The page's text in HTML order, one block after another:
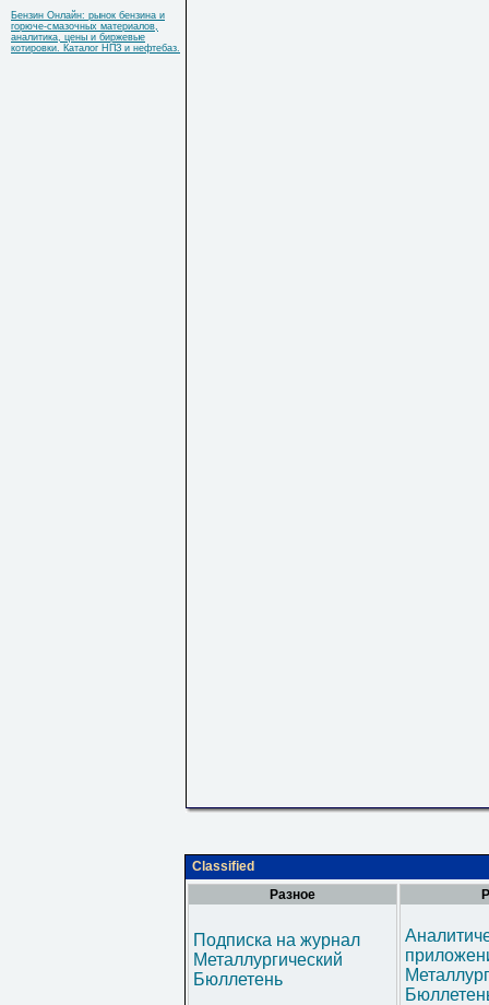
Бензин Онлайн: рынок бензина и
горюче-смазочных материалов,
аналитика, цены и биржевые
котировки. Каталог НПЗ и нефтебаз.
Classified
Разное
Подписка на журнал
Металлургический
Бюллетень